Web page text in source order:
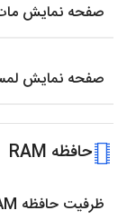
صفحه نمایش
صفحه نمایش
حافظه RAM
ظرفیت حافظه RAM